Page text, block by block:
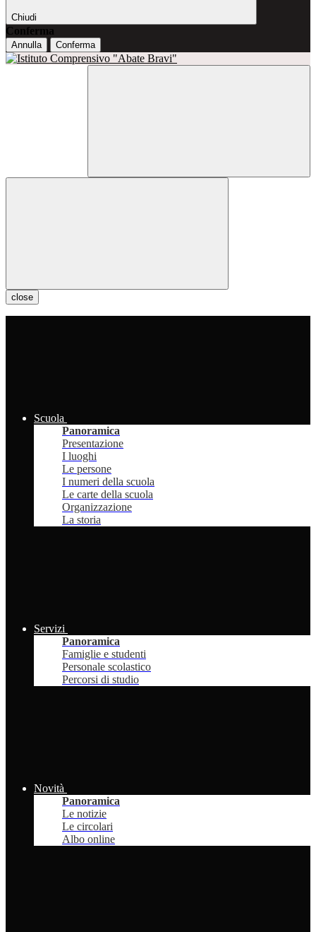
Chiudi
Conferma
Annulla Conferma
close
Scuola
Panoramica
Presentazione
I luoghi
Le persone
I numeri della scuola
Le carte della scuola
Organizzazione
La storia
Servizi
Panoramica
Famiglie e studenti
Personale scolastico
Percorsi di studio
Novità
Panoramica
Le notizie
Le circolari
Albo online